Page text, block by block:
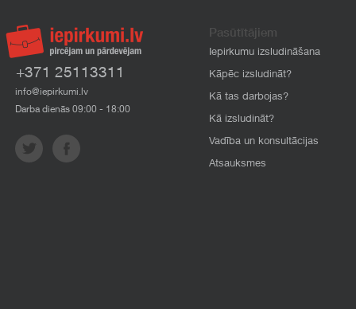
+371 25113311
info@iepirkumi.lv
Darba dienās 09:00 - 18:00
Pasūtītājiem
Iepirkumu izsludināšana
Kāpēc izsludināt?
Kā tas darbojas?
Kā izsludināt?
Vadība un konsultācijas
Atsauksmes